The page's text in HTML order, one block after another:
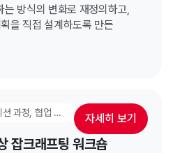
방식의 변화로 재정의하고,
을 직접 설계하도록 만든
일하는 방식 수립, 퍼실리테이션 과정, 협업 & 시너지 강화 자세히 보기
잡크래프팅 워크숍